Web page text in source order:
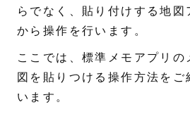
らでなく、貼り付けする地図
から操作を行います。
ここでは、標準メモアプリの
図を貼りつける操作方法をご
います。